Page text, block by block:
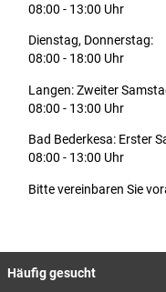
08:00 - 13:00 Uhr
Dienstag, Donnerstag:
08:00 - 18:00 Uhr
Langen: Zweiter
08:00 - 13:00 Uhr
Bad Bederkesa: Erster
08:00 - 13:00 Uhr
Bitte vereinbaren Sie
Häufig gesucht